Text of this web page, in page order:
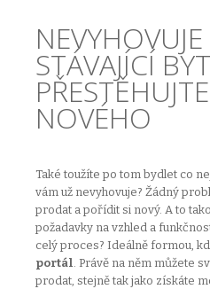
STÁVAJÍCÍ
NOVÉHO
Také toužíte po tom bydlet co
vám už nevyhovuje? Žádný
prodat a pořídit si nový. A to
požadavky na vzhled a
celý proces? Ideálně formou,
portál. Právě na něm můžete
prodat, stejně tak jako získáte